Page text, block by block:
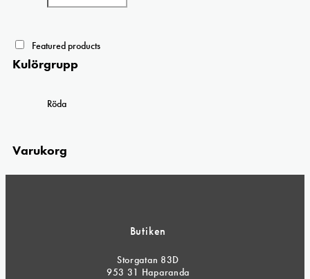
Featured products
Kulörgrupp
Röda
Varukorg
Butiken
Storgatan 83D
953 31 Haparanda